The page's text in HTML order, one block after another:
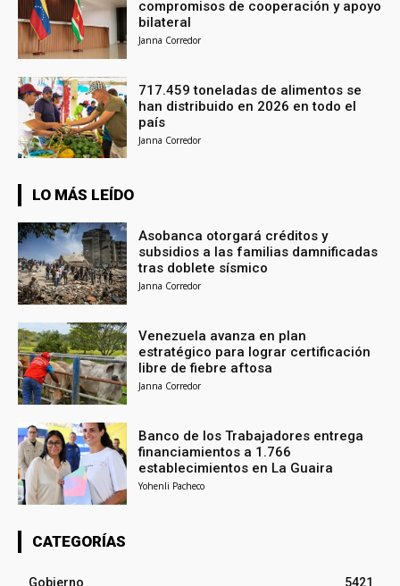
compromisos de cooperación y apoyo
bilateral
Janna Corredor
717.459 toneladas de alimentos se
han distribuido en 2026 en todo el
país
Janna Corredor
LO MÁS LEÍDO
Asobanca otorgará créditos y
subsidios a las familias damnificadas
tras doblete sísmico
Janna Corredor
Venezuela avanza en plan
estratégico para lograr certificación
libre de fiebre aftosa
Janna Corredor
Banco de los Trabajadores entrega
financiamientos a 1.766
establecimientos en La Guaira
Yohenli Pacheco
CATEGORÍAS
Gobierno
5421